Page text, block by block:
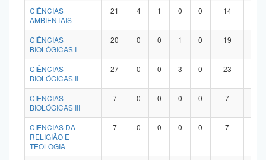
CIÊNCIAS
AMBIENTAIS
21 4 1 0 0 14
CIÊNCIAS
BIOLÓGICAS I
20 0 0 1 0 19
CIÊNCIAS
BIOLÓGICAS II
27 0 0 3 0 23
CIÊNCIAS
BIOLÓGICAS III
7 0 0 0 0 7
CIÊNCIAS DA
RELIGIÃO E
TEOLOGIA
7 0 0 0 0 7